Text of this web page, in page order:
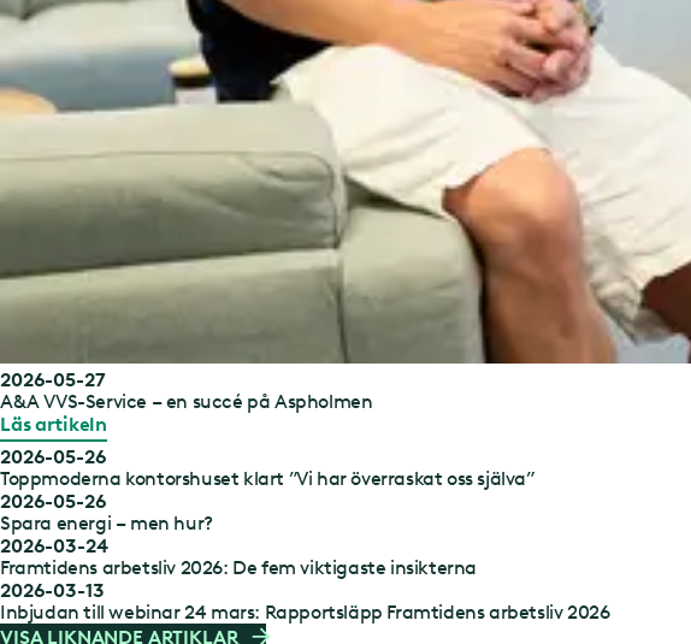
2026-05-27
A&A VVS-Service – en succé på Aspholmen
Läs artikeln
2026-05-26
Toppmoderna kontorshuset klart ”Vi har överraskat oss själva”
2026-05-26
Spara energi – men hur?
2026-03-24
Framtidens arbetsliv 2026: De fem viktigaste insikterna
2026-03-13
Inbjudan till webinar 24 mars: Rapportsläpp Framtidens arbetsliv 2026
VISA LIKNANDE ARTIKLAR